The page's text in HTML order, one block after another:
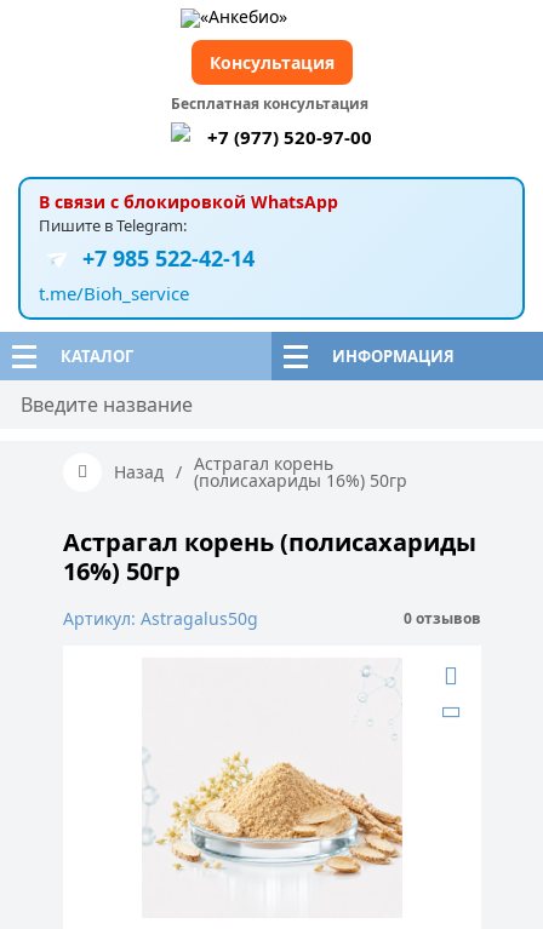
КАТАЛОГ ИНФОРМАЦИЯ
В связи с блокировкой WhatsApp
Пишите в Telegram:
+7 985 522-42-14
t.me/Bioh_service
Бесплатная консультация
+7 (977) 520-97-00
Консультация
Назад / Астрагал корень
(полисахариды 16%) 50гр
Астрагал корень (полисахариды
16%) 50гр
Артикул: Astragalus50g 0 отзывов